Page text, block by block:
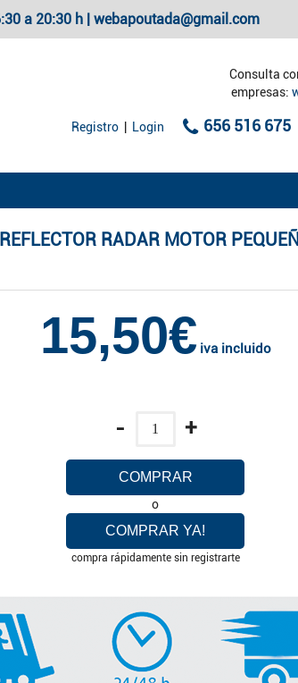
a 20:30 h | webapoutada@gmail.com
Consulta
empresas:
Registro Login 656 516 675
REFLECTOR RADAR MOTOR
15,50€ iva incluido
- +
COMPRAR
o
COMPRAR YA!
compra rápidamente sin registrarte